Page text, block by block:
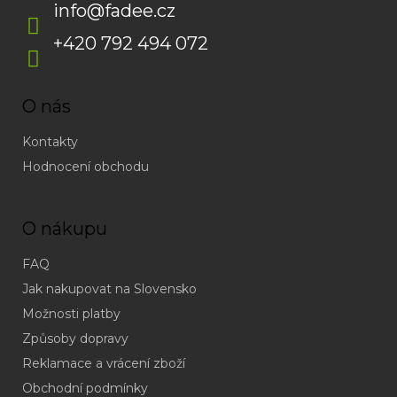
info@fadee.cz
+420 792 494 072
O nás
Kontakty
Hodnocení obchodu
O nákupu
FAQ
Jak nakupovat na Slovensko
Možnosti platby
Způsoby dopravy
Reklamace a vrácení zboží
Obchodní podmínky